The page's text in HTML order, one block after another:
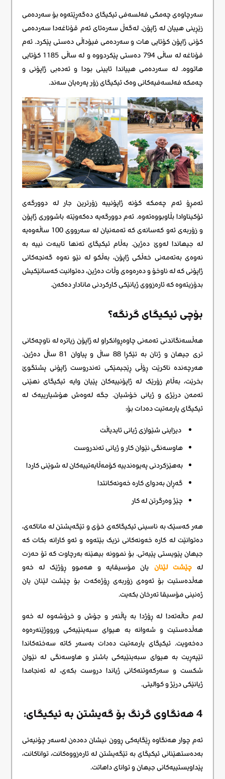
سەرچاوەی چەمکی فەلسەفی ئیکیگای دەگەڕێتەوە بۆ سەردەمی
زێڕینی هییان لە ژاپۆن. لەگەڵ سەرەتای ئەم قۆناغەدا سەردەمی
کۆنی ژاپۆن کۆتایی هات و سەردەمی فیۆداڵی دەستی پێکرد. ئەم
قۆناغە لە ساڵی 794 دەستی پێکردووە و لە ساڵی 1185 کۆتایی
هاتووە. لە سەردەمی هییاندا ئایینی بودا و ئەدەبی ژاپۆنی و
چەمکە فەلسەفیەکانی وەک ئیکیگای زۆر پەرەیان سەند.
ئەمڕۆ ئەم چەمکە کۆنە ژاپۆنییە زۆرترین جار لە دوورگەی
ئۆکیناوادا بڵاوبووەتەوە. ئەم دوورگەیە دەکەوێتە باشووری ژاپۆن
و زۆربەی ئەو کەسانەی کە تەمەنیان لە سەرووی 100 ساڵەوەیە
لە جیهاندا لەوێ دەژین. بەڵام ئیکیگای تەنها تایبەت نییە بە
نەوەی بەتەمەنی خەڵکی ژاپۆن، بەڵکو لە نێو نەوە گەنجەکانی
ژاپۆنی کە لە ناوخۆ و دەرەوەی وڵات دەژین، دەتوانیت کەسانێکیش
بدۆزیتەوە کە ئارەزووی ژیانێکی کارکردنی مانادار دەکەن.
بۆچی ئیکیگای گرنگە؟
هەڵسەنگاندنی تەمەنی چاوەڕوانکراو لە ژاپۆن زیاترە لە ناوچەکانی
تری جیهان و ژنان بە تێکڕا 88 ساڵ و پیاوان 81 ساڵ دەژین.
هەرچەندە ناکرێت ڕۆڵی ڕێجیمێکی تەندروست ژاپۆنی پشتگوێ
بخرێت، بەڵام زۆرێک لە ژاپۆنییەکان پێیان وایە ئیکیگای نهێنی
تەمەن درێژی و ژیانی خۆشیان. جگە لەوەش هۆشیارییەک لە
ئیکیگای یارمەتیت دەدات بۆ:
دیزاینی شێوازی ژیانی ئایدیاڵت
هاوسەنگی نێوان کار و ژیانی تەندروست
بەهێزکردنی پەیوەندییە کۆمەڵایەتییەکان لە شوێنی کاردا
گەڕان بەدوای کارە خەونەکانتدا
چێژ وەرگرتن لە کار
هەر کەسێک بە ناسینی ئیکیگاکەی خۆی و تێگەیشتن لە ماناکەی،
دەتوانێت لە کارە خەونەکانی نزیک بێتەوە و ئەو کارانە بکات کە
جیهان پێویستی پێیەتی. بۆ نموونە بیهێنە بەرچاوت کە تۆ حەزت
لەچێشت لێنان یان مۆسیقایە و هەموو ڕۆژێک لە خەو
هەڵدەستیت بۆ ئەوەی زۆربەی ڕۆژەکەت بۆ چێشت لێنان یان
ژەنینی مۆسیقا تەرخان بکەیت.
لەم حاڵەتەدا لە ڕۆژدا بە پاڵنەر و جۆش و خرۆشەوە لە خەو
هەڵدەستیت و شەوانە بە هیوای سبەینێیەکی ورووژێنەرەوە
دەخەویت. ئیکیگای یارمەتیت دەدات بەسەر کاتە سەختەکاندا
تێپەڕیت بە هیوای سبەینێیەکی باشتر و هاوسەنگی لە نێوان
شکست و سەرکەوتنەکانی ژیاندا دروست بکەی، لە ئەنجامدا
ژیانێکی درێژ و کوالیتی.
4 هەنگاوی گرنگ بۆ گەیشتن بە ئیکیگای:
ئەم چوار هەنگاوە ڕێگایەکی ڕوون نیشان دەدەن لەسەر چۆنیەتی
بەدەستهێنانی ئیکیگای بە تێگەیشتن لە ئارەزووەکانت، تواناکانت،
پێداویستییەکانی جیهان و توانای داهاتت.